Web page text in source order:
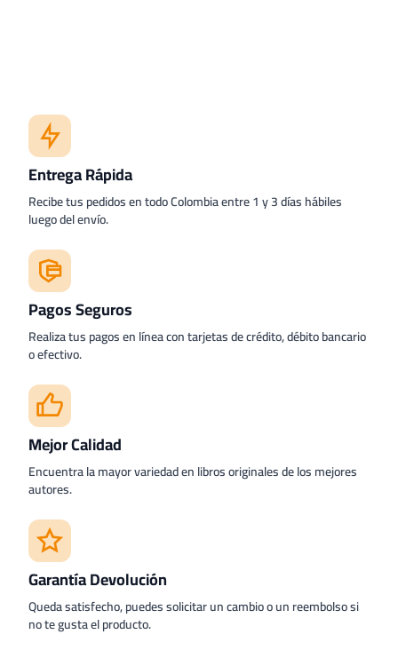
Entrega Rápida
Recibe tus pedidos en todo Colombia entre 1 y 3 días hábiles
luego del envío.
Pagos Seguros
Realiza tus pagos en línea con tarjetas de crédito, débito bancario
o efectivo.
Mejor Calidad
Encuentra la mayor variedad en libros originales de los mejores
autores.
Garantía Devolución
Queda satisfecho, puedes solicitar un cambio o un reembolso si
no te gusta el producto.